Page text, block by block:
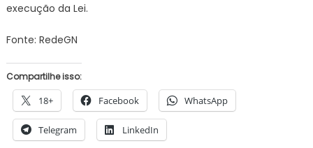
execução da Lei.
Fonte: RedeGN
Compartilhe isso:
18+ Facebook WhatsApp
Telegram LinkedIn